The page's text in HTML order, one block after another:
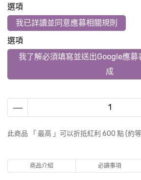
選項
我已詳讀並同意應募相關規則
選項
我了解必須填寫並送出Google應募
成
此商品 「 最高 」可以折抵紅利 600 點 (約
商品介紹 必讀事項